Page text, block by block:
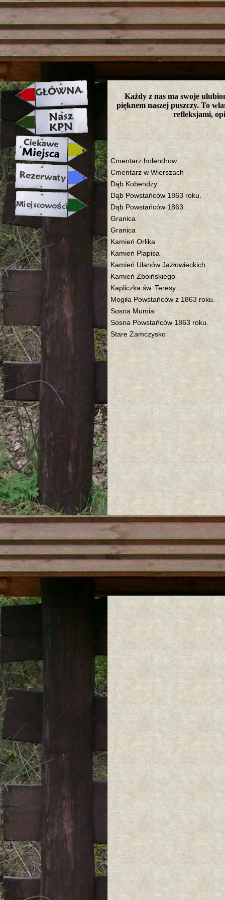
strona w naprawie zapraszamy
Każdy z nas ma swoje
pięknem naszej puszczy. To
refleksjami,
Cmentarz holendrow
Cmentarz w Wierszach
Dąb Kobendzy
Dąb Powstańców 1863 roku.
Dąb Powstańców 1863
Granica
Granica
Kamień Orlika
Kamień Plapisa
Kamień Ułanów Jazłowieckich
Kamień Zboińskiego
Kapliczka św. Teresy
Mogiła Powstańców z 1863 roku.
Sosna Mumia
Sosna Powstańców 1863 roku.
Stare Zamczysko